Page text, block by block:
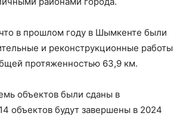
в прошлом году в Шымкенте были
и реконструкционные работы
протяженностью 63,9 км.
объектов были сданы в
объектов будут завершены в 2024